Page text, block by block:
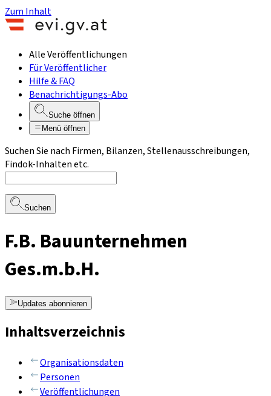
Zum Inhalt
Alle Veröffentlichungen
Für Veröffentlicher
Hilfe & FAQ
Benachrichtigungs-Abo
Suche öffnen
Menü öffnen
Suchen Sie nach Firmen, Bilanzen, Stellenausschreibungen,
Findok-Inhalten etc.
Suchen
F.B. Bauunternehmen
Ges.m.b.H.
Updates abonnieren
Inhaltsverzeichnis
Organisationsdaten
Personen
Veröffentlichungen